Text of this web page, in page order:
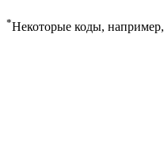
*Некоторые коды, например,